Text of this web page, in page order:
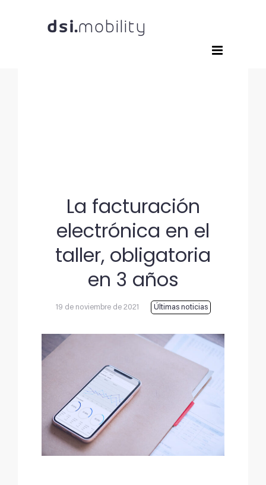
La facturación
electrónica en el
taller, obligatoria
en 3 años
19 de noviembre de 2021 Últimas noticias
imagen